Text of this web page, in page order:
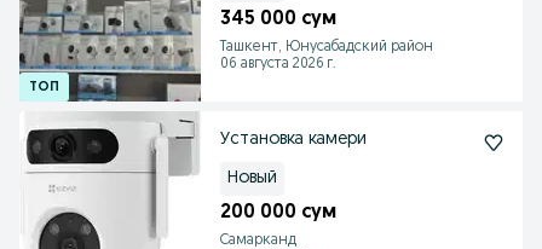
345 000 сум
Ташкент, Юнусабадский район
06 августа 2026 г.
Установка камери
Новый
200 000 сум
Самарканд